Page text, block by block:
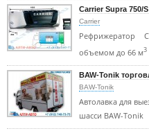
Carrier Supra 750/
Carrier
Рефрижератор
объемом до 66 м3
BAW-Tonik
BAW-Tonik
Автолавка для
шасси BAW-Tonik